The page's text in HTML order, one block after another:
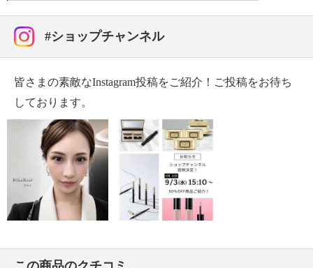
#ショップチャンネル
皆さまの素敵なInstagram投稿をご紹介！ご投稿をお待ち
しております。